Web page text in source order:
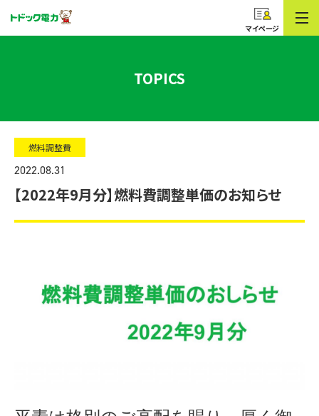
マイページ
TOPICS
燃料調整費
2022.08.31
【2022年9月分】燃料費調整単価のお知らせ